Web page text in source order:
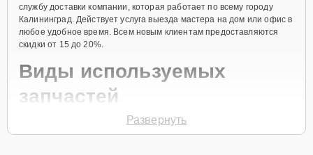
службу доставки компании, которая работает по всему городу
Калининград. Действует услуга выезда мастера на дом или офис в
любое удобное время. Всем новым клиентам предоставляются
скидки от 15 до 20%.
Виды используемых
запчастей
Для ремонта холодильника модели CCTUS 482 WH предлагаются
Развернуть